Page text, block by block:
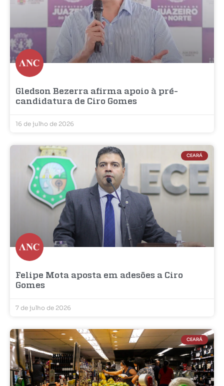
Gledson Bezerra afirma apoio à pré-
candidatura de Ciro Gomes
16 de julho de 2026
CEARÁ
Felipe Mota aposta em adesões a Ciro
Gomes
7 de julho de 2026
CEARÁ